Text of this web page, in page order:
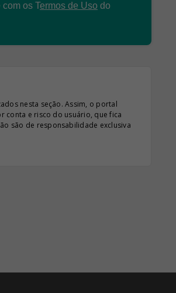
com os Termos de Uso do
nesta seção. Assim, o portal
conta e risco do usuário, que fica
são de responsabilidade exclusiva